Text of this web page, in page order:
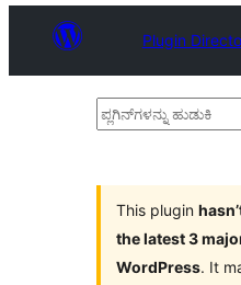
Plugin
ಪ್ಲಗಿನ್‌ಗಳನ್ನು
This plugin
the latest 3
WordPress. It